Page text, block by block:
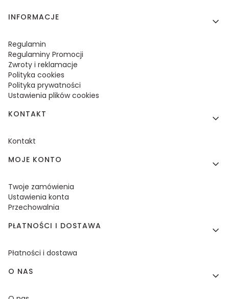
Linki w stopce
INFORMACJE
Regulamin
Regulaminy Promocji
Zwroty i reklamacje
Polityka cookies
Polityka prywatności
Ustawienia plików cookies
KONTAKT
Kontakt
MOJE KONTO
Twoje zamówienia
Ustawienia konta
Przechowalnia
PŁATNOŚCI I DOSTAWA
Płatności i dostawa
O NAS